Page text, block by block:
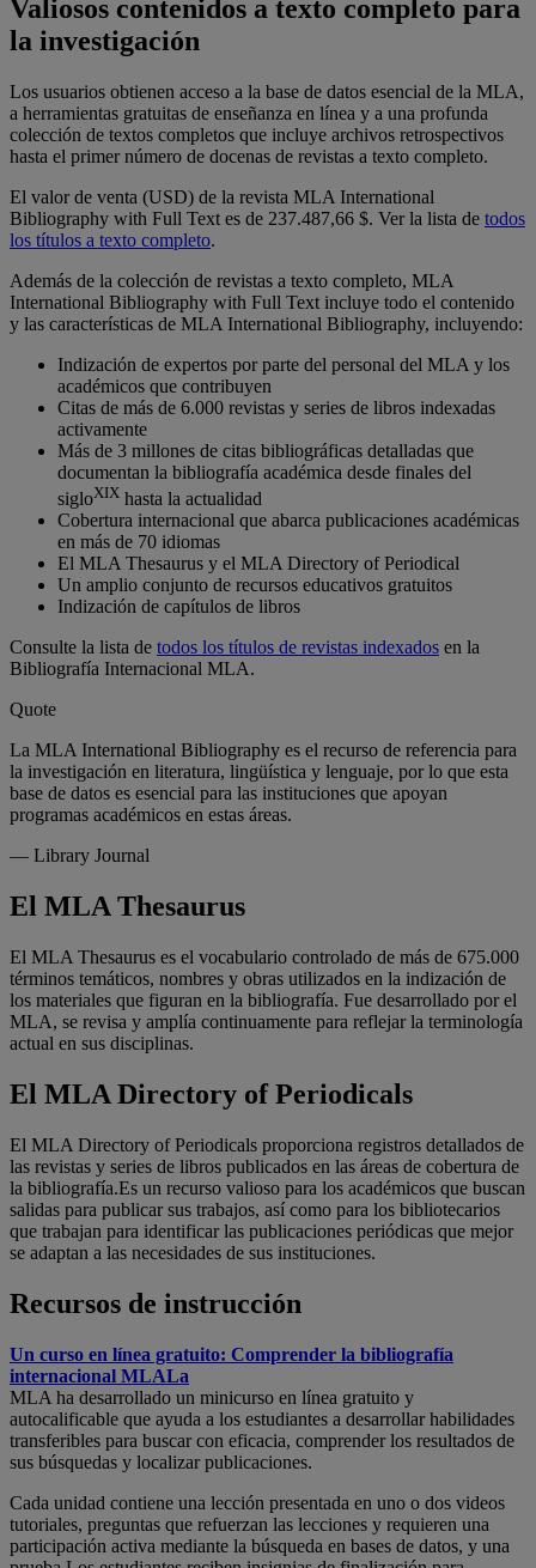
Valiosos contenidos a texto completo para
la investigación
Los usuarios obtienen acceso a la base de datos esencial de la MLA,
a herramientas gratuitas de enseñanza en línea y a una profunda
colección de textos completos que incluye archivos retrospectivos
hasta el primer número de docenas de revistas a texto completo.
El valor de venta (USD) de la revista MLA International
Bibliography with Full Text es de 237.487,66 $. Ver la lista de todos
los títulos a texto completo.
Además de la colección de revistas a texto completo, MLA
International Bibliography with Full Text incluye todo el contenido
y las características de MLA International Bibliography, incluyendo:
Indización de expertos por parte del personal del MLA y los
académicos que contribuyen
Citas de más de 6.000 revistas y series de libros indexadas
activamente
Más de 3 millones de citas bibliográficas detalladas que
documentan la bibliografía académica desde finales del
sigloXIX hasta la actualidad
Cobertura internacional que abarca publicaciones académicas
en más de 70 idiomas
El MLA Thesaurus y el MLA Directory of Periodical
Un amplio conjunto de recursos educativos gratuitos
Indización de capítulos de libros
Consulte la lista de todos los títulos de revistas indexados en la
Bibliografía Internacional MLA.
Quote
La MLA International Bibliography es el recurso de referencia para
la investigación en literatura, lingüística y lenguaje, por lo que esta
base de datos es esencial para las instituciones que apoyan
programas académicos en estas áreas.
— Library Journal
El MLA Thesaurus
El MLA Thesaurus es el vocabulario controlado de más de 675.000
términos temáticos, nombres y obras utilizados en la indización de
los materiales que figuran en la bibliografía. Fue desarrollado por el
MLA, se revisa y amplía continuamente para reflejar la terminología
actual en sus disciplinas.
El MLA Directory of Periodicals
El MLA Directory of Periodicals proporciona registros detallados de
las revistas y series de libros publicados en las áreas de cobertura de
la bibliografía.Es un recurso valioso para los académicos que buscan
salidas para publicar sus trabajos, así como para los bibliotecarios
que trabajan para identificar las publicaciones periódicas que mejor
se adaptan a las necesidades de sus instituciones.
Recursos de instrucción
Un curso en línea gratuito: Comprender la bibliografía
internacional MLALa
MLA ha desarrollado un minicurso en línea gratuito y
autocalificable que ayuda a los estudiantes a desarrollar habilidades
transferibles para buscar con eficacia, comprender los resultados de
sus búsquedas y localizar publicaciones.
Cada unidad contiene una lección presentada en uno o dos videos
tutoriales, preguntas que refuerzan las lecciones y requieren una
participación activa mediante la búsqueda en bases de datos, y una